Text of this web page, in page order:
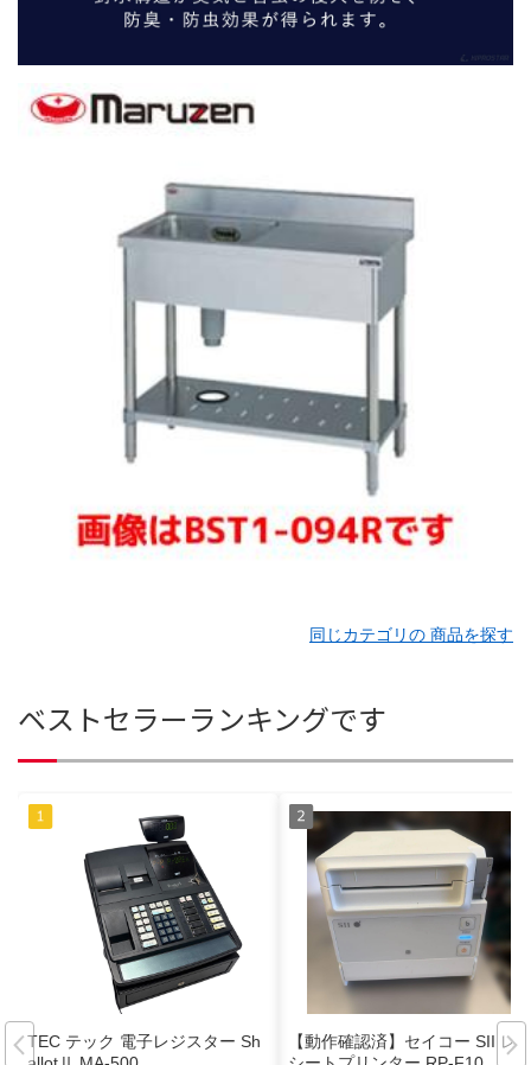
同じカテゴリの 商品を探す
ベストセラーランキングです
TEC テック 電子レジスター Sh
【動作確認済】セイコー SII レ